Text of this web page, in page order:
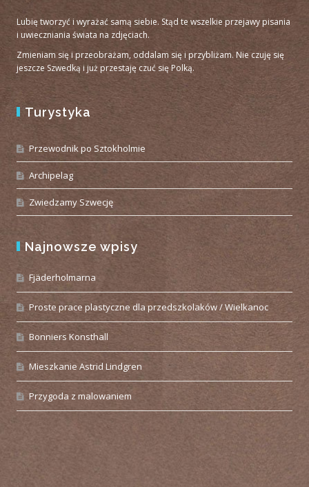
Lubię tworzyć i wyrażać samą siebie. Stąd te wszelkie przejawy pisania
i uwieczniania świata na zdjęciach.
Zmieniam się i przeobrażam, oddalam się i przybliżam. Nie czuję się
jeszcze Szwedką i już przestaję czuć się Polką.
Turystyka
Przewodnik po Sztokholmie
Archipelag
Zwiedzamy Szwecję
Najnowsze wpisy
Fjäderholmarna
Proste prace plastyczne dla przedszkolaków / Wielkanoc
Bonniers Konsthall
Mieszkanie Astrid Lindgren
Przygoda z malowaniem